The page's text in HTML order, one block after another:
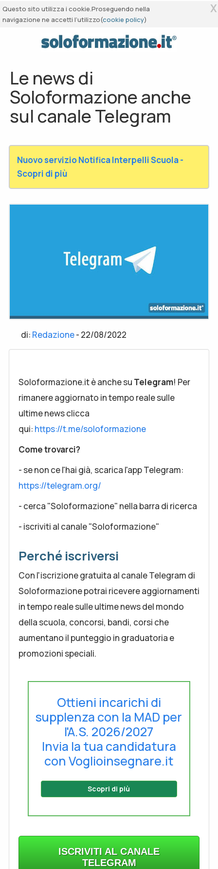
Questo sito utilizza i cookie.Proseguendo nella
navigazione ne accetti l’utilizzo(cookie policy)
X
Le news di
Soloformazione anche
sul canale Telegram
Nuovo servizio Notifica Interpelli Scuola -
Scopri di più
di: Redazione- 22/08/2022
Soloformazione.it è anche su Telegram! Per
rimanere aggiornato in tempo reale sulle
ultime news clicca
qui: https://t.me/soloformazione
Come trovarci?
- se non ce l'hai già, scarica l'app Telegram:
https://telegram.org/
- cerca "Soloformazione" nella barra di ricerca
- iscriviti al canale "Soloformazione"
Perché iscriversi
Con l'iscrizione gratuita al canale Telegram di
Soloformazione potrai ricevere aggiornamenti
in tempo reale sulle ultime news del mondo
della scuola, concorsi, bandi, corsi che
aumentano il punteggio in graduatoria e
promozioni speciali.
Ottieni incarichi di
supplenza con la MAD per
l'A.S. 2026/2027
Invia la tua candidatura
con Voglioinsegnare.it
Scopri di più
ISCRIVITI AL CANALE
TELEGRAM